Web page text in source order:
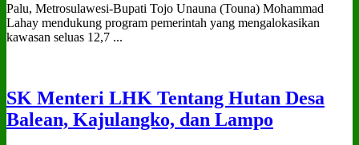
Palu, Metrosulawesi-Bupati Tojo Unauna (Touna) Mohammad
Lahay mendukung program pemerintah yang mengalokasikan
kawasan seluas 12,7 ...
SK Menteri LHK Tentang Hutan Desa
Balean, Kajulangko, dan Lampo